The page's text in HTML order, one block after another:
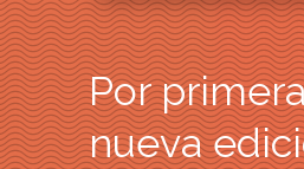
Por
nueva